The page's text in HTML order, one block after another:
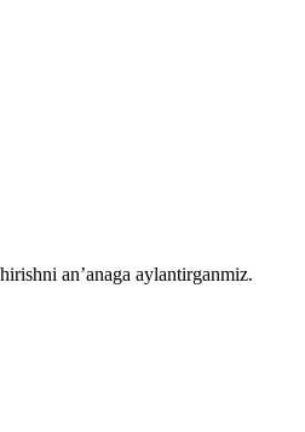
an’anaga aylantirganmiz.